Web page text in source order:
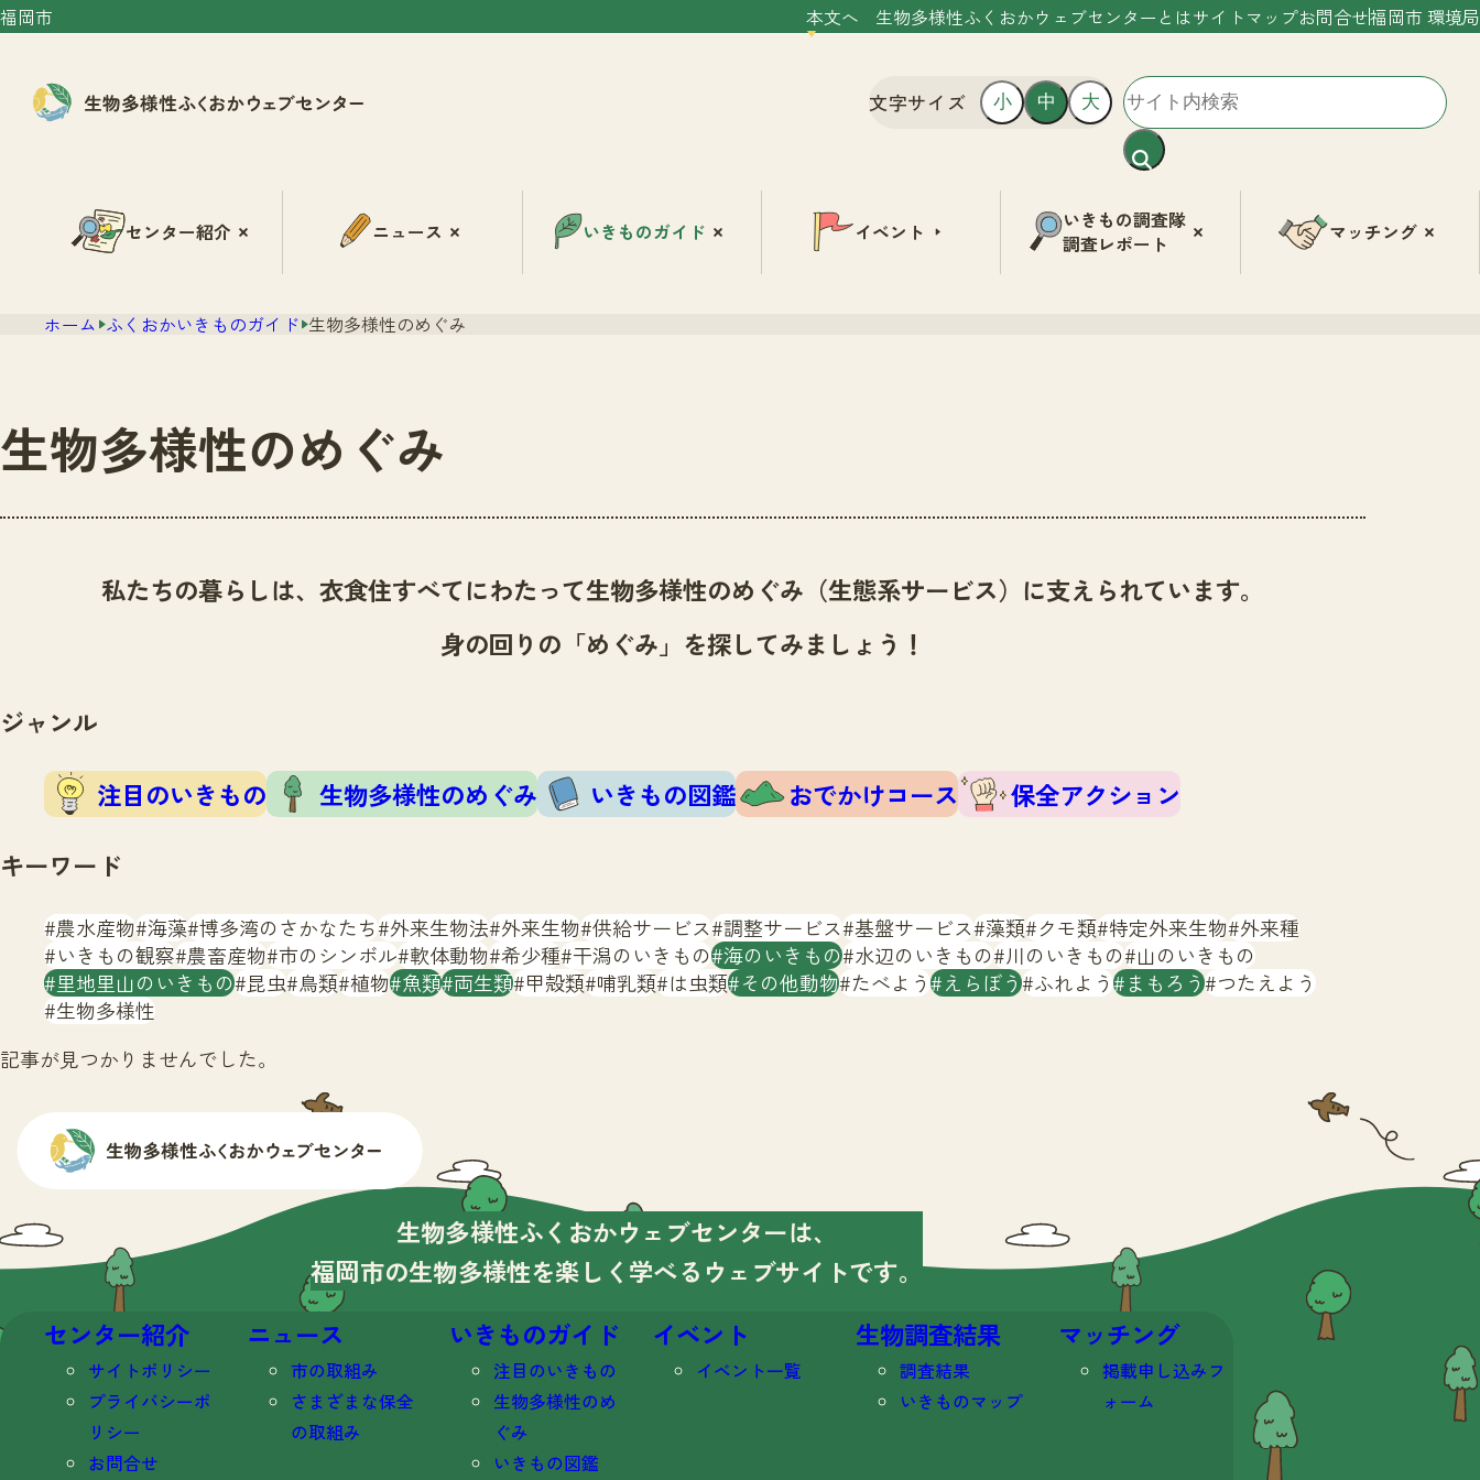
福岡市 本文へ 生物多様性ふくおかウェブセンターとはサイトマップお問合せ福岡市 環境局
文字サイズ 小 中 大
センター紹介 ニュース いきものガイド イベント
いきもの調査隊
調査レポート
マッチング
ホーム ふくおかいきものガイド 生物多様性のめぐみ
生物多様性のめぐみ
私たちの暮らしは、衣食住すべてにわたって生物多様性のめぐみ（生態系サービス）に支えられています。
身の回りの「めぐみ」を探してみましょう！
ジャンル
注目のいきもの 生物多様性のめぐみ いきもの図鑑 おでかけコース
保全アクション
キーワード
農水産物 海藻 博多湾のさかなたち 外来生物法 外来生物 供給サービス 調整サービス 基盤サービス 藻類 クモ類 特定外来生物 外来種
いきもの観察 農畜産物 市のシンボル 軟体動物 希少種 干潟のいきもの 海のいきもの 水辺のいきもの 川のいきもの 山のいきもの
里地里山のいきもの 昆虫 鳥類 植物 魚類 両生類 甲殻類 哺乳類 は虫類 その他動物 たべよう えらぼう ふれよう まもろう つたえよう
生物多様性
記事が見つかりませんでした。
生物多様性ふくおかウェブセンターは、
福岡市の生物多様性を楽しく学べる ウェブサイトです。
センター紹介
サイトポリシー
プライバシーポ
リシー
お問合せ
ニュース
市の取組み
さまざまな保全
の取組み
いきものガイド
注目のいきもの
生物多様性のめ
ぐみ
いきもの図鑑
イベント
イベント一覧
生物調査結果
調査結果
いきものマップ
マッチング
掲載申し込みフ
ォーム